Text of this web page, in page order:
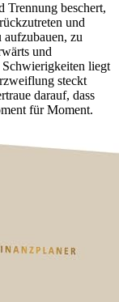
Trennung beschert,
und
aufzubauen, zu
und
liegt
steckt
darauf, dass
für Moment.